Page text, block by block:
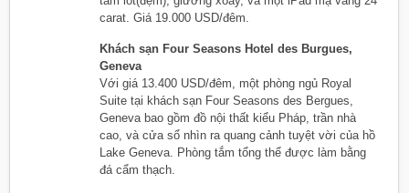
carat. Giá 19.000 USD/đêm.
Khách sạn Four Seasons Hotel des Burgues,
Geneva
Với giá 13.400 USD/đêm, một phòng ngủ Royal
Suite tại khách sạn Four Seasons des Bergues,
Geneva bao gồm đồ nội thất kiểu Pháp, trần nhà
cao, và cửa sổ nhìn ra quang cảnh tuyệt vời của hồ
Lake Geneva. Phòng tắm tổng thể được làm bằng
đá cẩm thạch.